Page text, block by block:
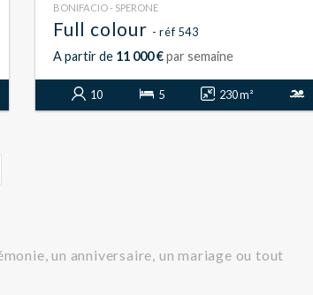
BONIFACIO - SPERONE
Full colour - réf 543
A partir de 11 000 €par semaine
10 5 230 m²
un anniversaire, un mariage ou tout